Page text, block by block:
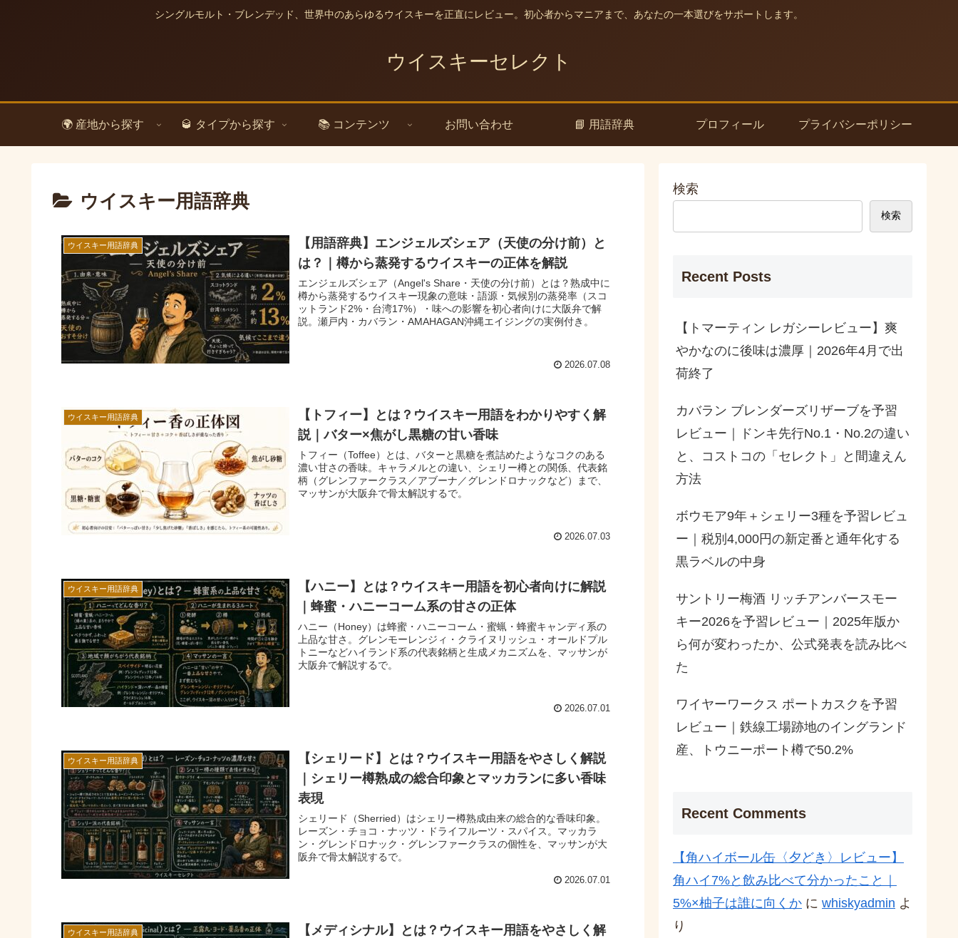
シングルモルト・ブレンデッド、世界中のあらゆるウイスキーを正直にレビュー。初心者からマニアまで、あなたの一本選びをサポートします。
ウイスキーセレクト
🌍 産地から探す 🥃 タイプから探す 📚 コンテンツ お問い合わせ 📘 用語辞典 プロフィール プライバシーポリシー
ウイスキー用語辞典
ウイスキー用語辞典
【用語辞典】エンジェルズシェア（天使の分け前）と
は？｜樽から蒸発するウイスキーの正体を解説
エンジェルズシェア（Angel's Share・天使の分け前）とは？熟成中に
樽から蒸発するウイスキー現象の意味・語源・気候別の蒸発率（スコ
ットランド2%・台湾17%）・味への影響を初心者向けに大阪弁で解
説。瀬戸内・カバラン・AMAHAGAN沖縄エイジングの実例付き。
2026.07.08
ウイスキー用語辞典
【トフィー】とは？ウイスキー用語をわかりやすく解
説｜バター×焦がし黒糖の甘い香味
トフィー（Toffee）とは、バターと黒糖を煮詰めたようなコクのある
濃い甘さの香味。キャラメルとの違い、シェリー樽との関係、代表銘
柄（グレンファークラス／アブーナ／グレンドロナックなど）まで、
マッサンが大阪弁で骨太解説するで。
2026.07.03
ウイスキー用語辞典
【ハニー】とは？ウイスキー用語を初心者向けに解説
｜蜂蜜・ハニーコーム系の甘さの正体
ハニー（Honey）は蜂蜜・ハニーコーム・蜜蝋・蜂蜜キャンディ系の
上品な甘さ。グレンモーレンジィ・クライヌリッシュ・オールドプル
トニーなどハイランド系の代表銘柄と生成メカニズムを、マッサンが
大阪弁で解説するで。
2026.07.01
ウイスキー用語辞典
【シェリード】とは？ウイスキー用語をやさしく解説
｜シェリー樽熟成の総合印象とマッカランに多い香味
表現
シェリード（Sherried）はシェリー樽熟成由来の総合的な香味印象。
レーズン・チョコ・ナッツ・ドライフルーツ・スパイス。マッカラ
ン・グレンドロナック・グレンファークラスの個性を、マッサンが大
阪弁で骨太解説するで。
2026.07.01
ウイスキー用語辞典
【メディシナル】とは？ウイスキー用語をやさしく解
検索
検索
Recent Posts
【トマーティン レガシーレビュー】爽
やかなのに後味は濃厚｜2026年4月で出
荷終了
カバラン ブレンダーズリザーブを予習
レビュー｜ドンキ先行No.1・No.2の違い
と、コストコの「セレクト」と間違えん
方法
ボウモア9年＋シェリー3種を予習レビュ
ー｜税別4,000円の新定番と通年化する
黒ラベルの中身
サントリー梅酒 リッチアンバースモー
キー2026を予習レビュー｜2025年版か
ら何が変わったか、公式発表を読み比べ
た
ワイヤーワークス ポートカスクを予習
レビュー｜鉄線工場跡地のイングランド
産、トウニーポート樽で50.2%
Recent Comments
【角ハイボール缶〈夕どき〉レビュー】
角ハイ7%と飲み比べて分かったこと｜
5%×柚子は誰に向くか に whiskyadmin よ
り